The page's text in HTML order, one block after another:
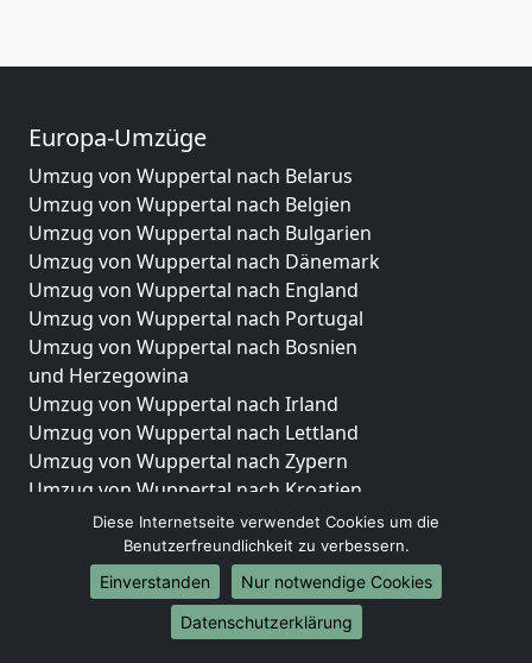
Europa-Umzüge
Umzug von Wuppertal nach Belarus
Umzug von Wuppertal nach Belgien
Umzug von Wuppertal nach Bulgarien
Umzug von Wuppertal nach Dänemark
Umzug von Wuppertal nach England
Umzug von Wuppertal nach Portugal
Umzug von Wuppertal nach Bosnien
und Herzegowina
Umzug von Wuppertal nach Irland
Umzug von Wuppertal nach Lettland
Umzug von Wuppertal nach Zypern
Umzug von Wuppertal nach Kroatien
Umzug von Wuppertal nach Estland
Umzug von Wuppertal nach Finnland
Umzug von Wuppertal nach Frankreich
Umzug von Wuppertal nach Griechenland
Umzug von Wuppertal nach Italien
Diese Internetseite verwendet Cookies um die
Benutzerfreundlichkeit zu verbessern.
Einverstanden
Nur notwendige Cookies
Datenschutzerklärung